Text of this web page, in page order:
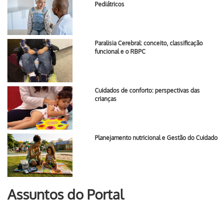
Pediátricos
Paralisia Cerebral: conceito, classificação
funcional e o RBPC
Cuidados de conforto: perspectivas das
crianças
Planejamento nutricional e Gestão do Cuidado
Assuntos do Portal